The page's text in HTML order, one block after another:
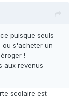
puisque seuls
ou s'acheter un
!
aux revenus
scolaire est